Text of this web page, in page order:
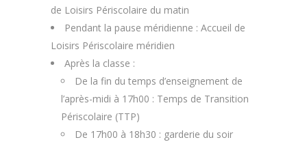
de Loisirs Périscolaire du matin
Pendant la pause méridienne : Accueil de
Loisirs Périscolaire méridien
Après la classe :
De la fin du temps d’enseignement de
l’après-midi à 17h00 : Temps de Transition
Périscolaire (TTP)
De 17h00 à 18h30 : garderie du soir